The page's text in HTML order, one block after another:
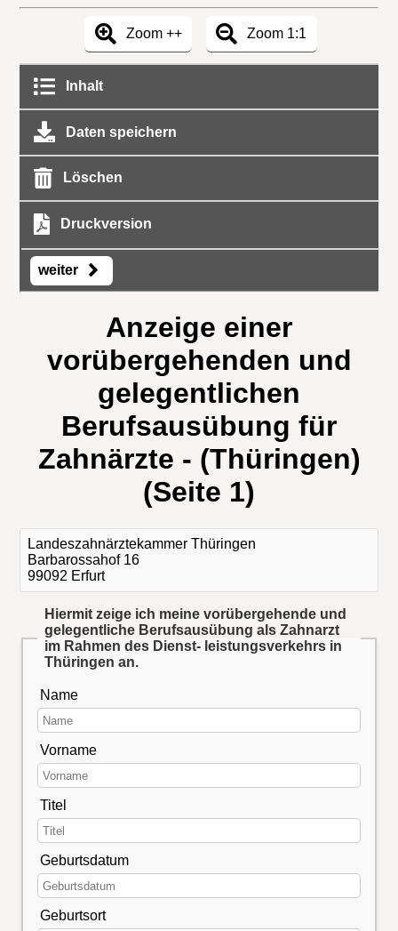
Zoom ++ Zoom 1:1
Inhalt
Daten speichern
Löschen
Druckversion
weiter
Anzeige einer
vorübergehenden und
gelegentlichen
Berufsausübung für
Zahnärzte - (Thüringen)
(Seite 1)
Landeszahnärztekammer Thüringen
Barbarossahof 16
99092 Erfurt
Hiermit zeige ich meine vorübergehende und
gelegentliche Berufsausübung als Zahnarzt
im Rahmen des Dienst- leistungsverkehrs in
Thüringen an.
Name
Vorname
Titel
Geburtsdatum
Geburtsort